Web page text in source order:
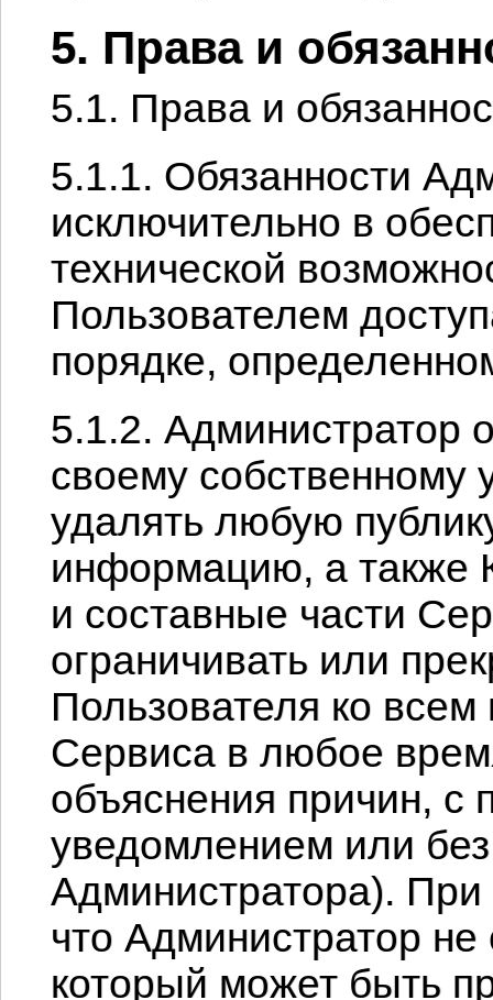
5. Права и
5.1. Права и
5.1.1. Обязанности
исключительно в
технической
Пользователем
порядке,
5.1.2. Администратор
своему собственному
удалять любую
информацию, а также
и составные части
ограничивать или
Пользователя ко
Сервиса в любое
объяснения причин, с
уведомлением или
Администратора).
что Администратор
который может быть